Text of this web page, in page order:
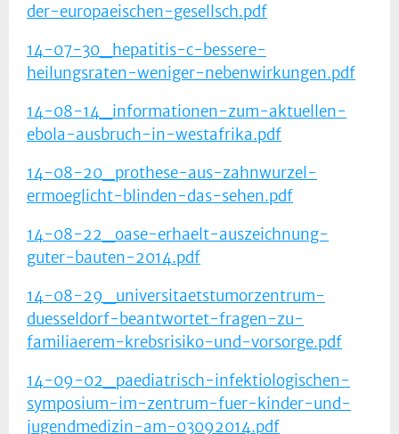
der-europaeischen-gesellsch.pdf
14-07-30_hepatitis-c-bessere-
heilungsraten-weniger-nebenwirkungen.pdf
14-08-14_informationen-zum-aktuellen-
ebola-ausbruch-in-westafrika.pdf
14-08-20_prothese-aus-zahnwurzel-
ermoeglicht-blinden-das-sehen.pdf
14-08-22_oase-erhaelt-auszeichnung-
guter-bauten-2014.pdf
14-08-29_universitaetstumorzentrum-
duesseldorf-beantwortet-fragen-zu-
familiaerem-krebsrisiko-und-vorsorge.pdf
14-09-02_paediatrisch-infektiologischen-
symposium-im-zentrum-fuer-kinder-und-
jugendmedizin-am-03092014.pdf